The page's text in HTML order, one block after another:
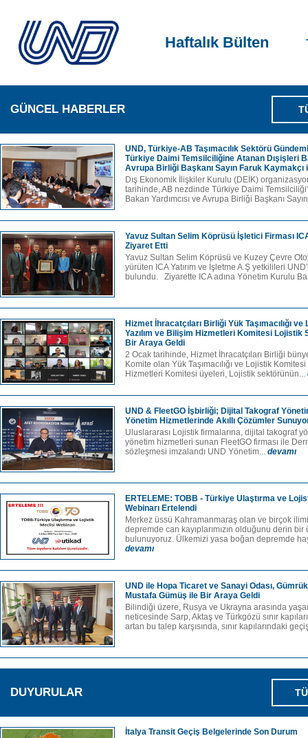
Haftalık Bülten
GÜNCEL HABERLER
UND, Türkiye-AB Taşımacılık Sektörü
Türkiye Daimi Temsilciliğine Atanan Dışişleri
Avrupa Birliği Başkanı Sayın Faruk Kaymakçı
Dış Ekonomik İlişkiler Kurulu (DEİK)
tarihinde, AB nezdinde Türkiye Daimi
Bakan Yardımcısı ve Avrupa Birliği Başkanı
Yavuz Sultan Selim Köprüsü İşletici Firması
Ziyaret Etti
Yavuz Sultan Selim Köprüsü ve Kuzey Çevre
yürüten ICA Yatırım ve İşletme A.Ş yetkilileri
bulundu. Ziyarette ICA adına Yönetim Kurulu
Hizmet İhracatçıları Birliği Yük Taşımacılığı
Yazılım ve Bilişim Hizmetleri Komitesi Lojistik
Bir Araya Geldi
2 Ocak tarihinde, Hizmet İhracatçıları Birliği
Komite olan Yük Taşımacılığı ve Lojistik
Hizmetleri Komitesi üyeleri, Lojistik sektörünün...
UND & FleetGO İşbirliği; Dijital Takograf
Yönetim Hizmetlerinde Akıllı Çözümler
Uluslararası Lojistik firmalarına, dijital takograf
yönetim hizmetleri sunan FleetGO firması ile
sözleşmesi imzalandı UND Yönetim... devamı
ERTELEME: TOBB - Türkiye Ulaştırma ve
Webinarı Ertelendi
Merkez üssü Kahramanmaraş olan ve birçok
depremde can kayıplarımızın olduğunu derin
bulunuyoruz. Ülkemizi yasa boğan depremde
devamı
UND ile Hopa Ticaret ve Sanayi Odası,
Mustafa Gümüş ile Bir Araya Geldi
Bilindiği üzere, Rusya ve Ukrayna arasında
neticesinde Sarp, Aktaş ve Türkgözü sınır
artan bu talep karşısında, sınır kapılarındaki
DUYURULAR
İtalya Transit Geçiş Belgelerinde Son Durum